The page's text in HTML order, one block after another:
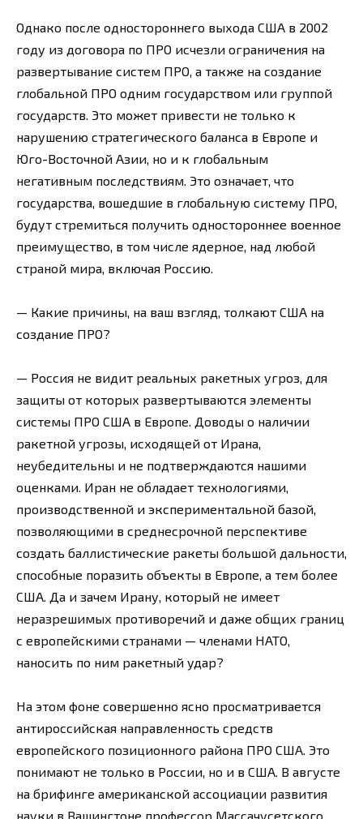
Однако после одностороннего выхода США в 2002
году из договора по ПРО исчезли ограничения на
развертывание систем ПРО, а также на создание
глобальной ПРО одним государством или группой
государств. Это может привести не только к
нарушению стратегического баланса в Европе и
Юго-Восточной Азии, но и к глобальным
негативным последствиям. Это означает, что
государства, вошедшие в глобальную систему ПРО,
будут стремиться получить одностороннее военное
преимущество, в том числе ядерное, над любой
страной мира, включая Россию.
— Какие причины, на ваш взгляд, толкают США на
создание ПРО?
— Россия не видит реальных ракетных угроз, для
защиты от которых развертываются элементы
системы ПРО США в Европе. Доводы о наличии
ракетной угрозы, исходящей от Ирана,
неубедительны и не подтверждаются нашими
оценками. Иран не обладает технологиями,
производственной и экспериментальной базой,
позволяющими в среднесрочной перспективе
создать баллистические ракеты большой дальности,
способные поразить объекты в Европе, а тем более
США. Да и зачем Ирану, который не имеет
неразрешимых противоречий и даже общих границ
с европейскими странами — членами НАТО,
наносить по ним ракетный удар?
На этом фоне совершенно ясно просматривается
антироссийская направленность средств
европейского позиционного района ПРО США. Это
понимают не только в России, но и в США. В августе
на брифинге американской ассоциации развития
науки в Вашингтоне профессор Массачусетского